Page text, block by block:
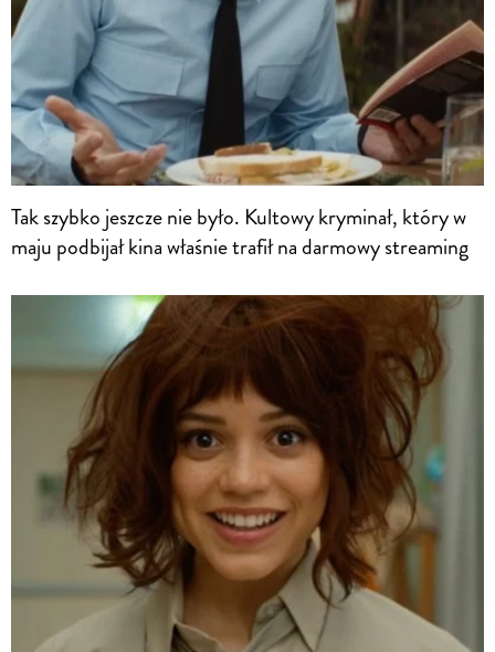
Tak szybko jeszcze nie było. Kultowy kryminał, który w
maju podbijał kina właśnie trafił na darmowy streaming